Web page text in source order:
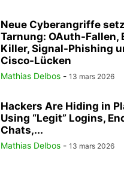
Neue Cyberangriffe
Tarnung: OAuth-Fallen,
Killer, Signal-Phishing
Cisco-Lücken
Mathias Delbos - 13 mars 2026
Hackers Are Hiding in
Using “Legit” Logins,
Chats,...
Mathias Delbos - 13 mars 2026